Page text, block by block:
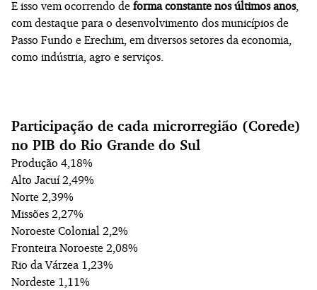
E isso vem ocorrendo de forma constante nos últimos anos,
com destaque para o desenvolvimento dos municípios de
Passo Fundo e Erechim, em diversos setores da economia,
como indústria, agro e serviços.
Participação de cada microrregião (Corede)
no PIB do Rio Grande do Sul
Produção 4,18%
Alto Jacuí 2,49%
Norte 2,39%
Missões 2,27%
Noroeste Colonial 2,2%
Fronteira Noroeste 2,08%
Rio da Várzea 1,23%
Nordeste 1,11%